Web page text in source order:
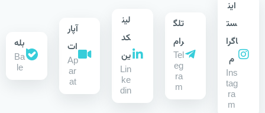
این
ست
اگرا
م
Ins
tag
ra
m
تلگ
رام
Tel
eg
ra
m
لین
کد
ین
Lin
ke
din
آپار
ات
Ap
ar
at
بله
Ba
le